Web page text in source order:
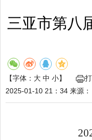
三亚市第八
【字体： 大 中 小】
2025-01-10 21：34 来源：